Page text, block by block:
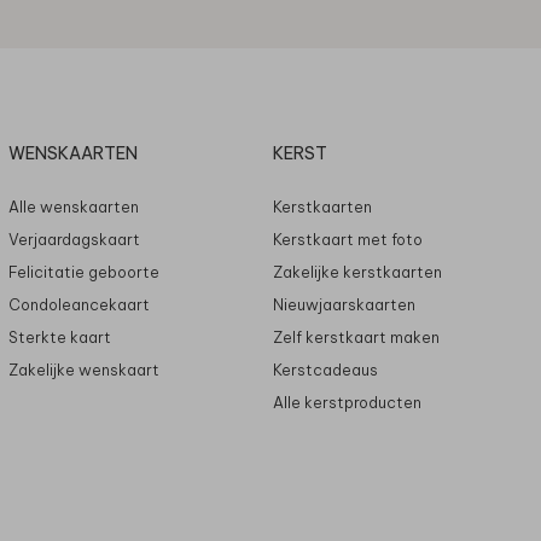
WENSKAARTEN
Alle wenskaarten
Verjaardagskaart
Felicitatie geboorte
Condoleancekaart
Sterkte kaart
Zakelijke wenskaart
KERST
Kerstkaarten
Kerstkaart met foto
Zakelijke kerstkaarten
Nieuwjaarskaarten
Zelf kerstkaart maken
Kerstcadeaus
Alle kerstproducten